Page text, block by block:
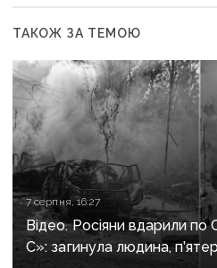
ТАКОЖ ЗА ТЕМОЮ
7 серпня, 16:27
Відео. Росіяни вдарили по
С»: загинула людина,